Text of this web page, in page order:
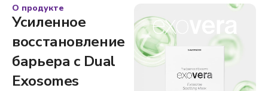
О продукте
Усиленное
восстановление
барьера с Dual
Exosomes